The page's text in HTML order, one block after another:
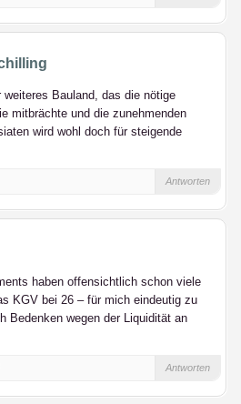
weiteres Bauland, das die nötige
mitbrächte und die zunehmenden
wird wohl doch für steigende
Antworten
haben offensichtlich schon viele
KGV bei 26 – für mich eindeutig zu
Bedenken wegen der Liquidität an
Antworten